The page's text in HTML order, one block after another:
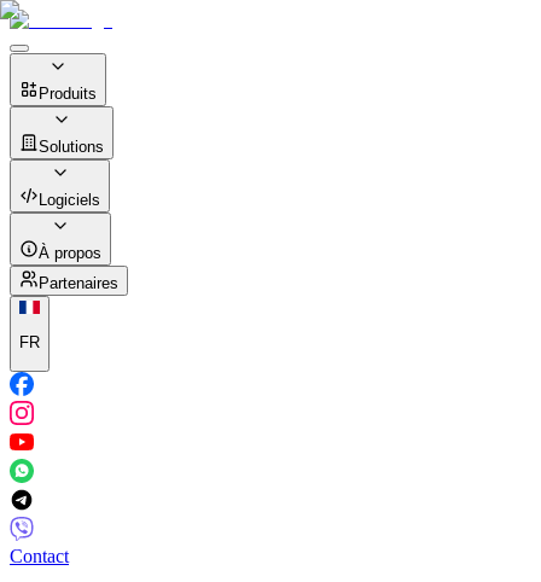
Produits
Solutions
Logiciels
À propos
Partenaires
FR
Contact